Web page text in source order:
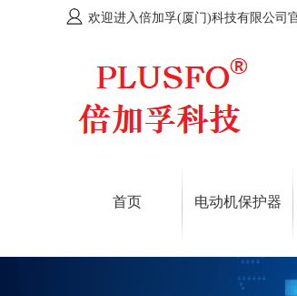
欢迎进入倍加孚(厦门)科技有限公司
首页 电动机保护器